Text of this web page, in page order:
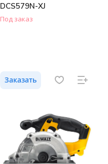
DCS579N-XJ
Под заказ
Заказать